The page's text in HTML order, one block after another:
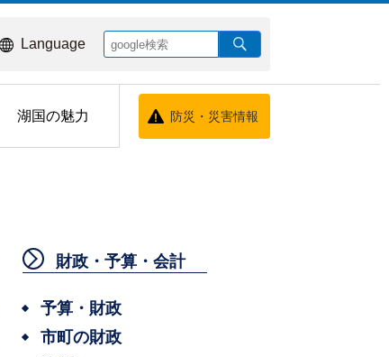
Language
湖国の魅力 防災・災害情報
財政・予算・会計
予算・財政
市町の財政